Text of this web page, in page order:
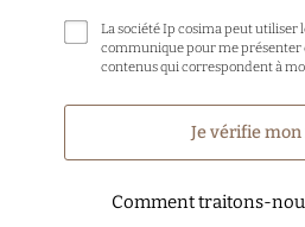
La société Ip cosima peut utiliser
communique pour me présenter
contenus qui correspondent à
Je vérifie
Comment traitons-